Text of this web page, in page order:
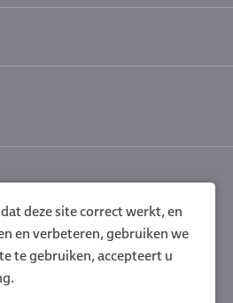
deze site correct werkt, en
en verbeteren, gebruiken we
te gebruiken, accepteert u